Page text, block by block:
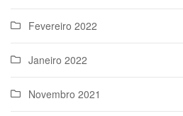
Fevereiro 2022
Janeiro 2022
Novembro 2021